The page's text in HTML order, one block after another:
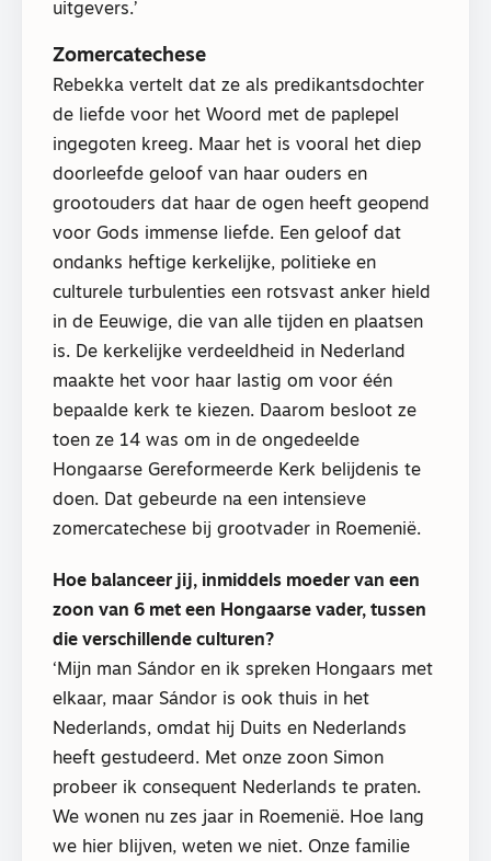
uitgevers.’
Zomercatechese
Rebekka vertelt dat ze als predikantsdochter
de liefde voor het Woord met de paplepel
ingegoten kreeg. Maar het is vooral het diep
doorleefde geloof van haar ouders en
grootouders dat haar de ogen heeft geopend
voor Gods immense liefde. Een geloof dat
ondanks heftige kerkelijke, politieke en
culturele turbulenties een rotsvast anker hield
in de Eeuwige, die van alle tijden en plaatsen
is. De kerkelijke verdeeldheid in Nederland
maakte het voor haar lastig om voor één
bepaalde kerk te kiezen. Daarom besloot ze
toen ze 14 was om in de ongedeelde
Hongaarse Gereformeerde Kerk belijdenis te
doen. Dat gebeurde na een intensieve
zomercatechese bij grootvader in Roemenië.
Hoe balanceer jij, inmiddels moeder van een
zoon van 6 met een Hongaarse vader, tussen
die verschillende culturen?
‘Mijn man Sándor en ik spreken Hongaars met
elkaar, maar Sándor is ook thuis in het
Nederlands, omdat hij Duits en Nederlands
heeft gestudeerd. Met onze zoon Simon
probeer ik consequent Nederlands te praten.
We wonen nu zes jaar in Roemenië. Hoe lang
we hier blijven, weten we niet. Onze familie